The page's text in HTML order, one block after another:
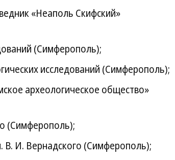
«Неаполь Скифский»
(Симферополь);
исследований (Симферополь);
археологическое общество»
(Симферополь);
В. И. Вернадского (Симферополь);